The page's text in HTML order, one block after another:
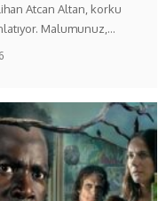
Atcan Altan, korku
Malumunuz,…